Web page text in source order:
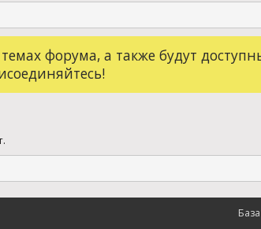
форума, а также будут